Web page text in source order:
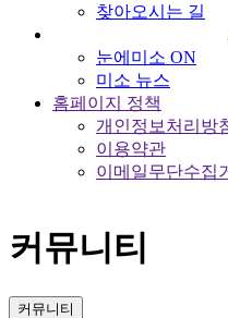
찾아오시는 길
눈에미소 ON
미소 뉴스
홈페이지 정책
개인정보처리방
이용약관
이메일무단수집
커뮤니티
커뮤니티